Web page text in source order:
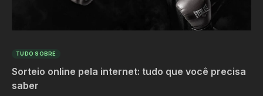
TUDO SOBRE
Sorteio online pela internet: tudo que você precisa
saber